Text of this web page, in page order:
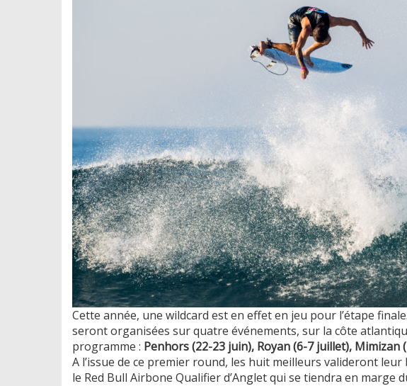
Cette année, une wildcard est en effet en jeu pour l’étape
seront organisées sur quatre événements, sur la côte
programme : Penhors (22-23 juin), Royan (6-7 juillet),
A l’issue de ce premier round, les huit meilleurs valideront
le Red Bull Airbone Qualifier d’Anglet qui se tiendra en marge